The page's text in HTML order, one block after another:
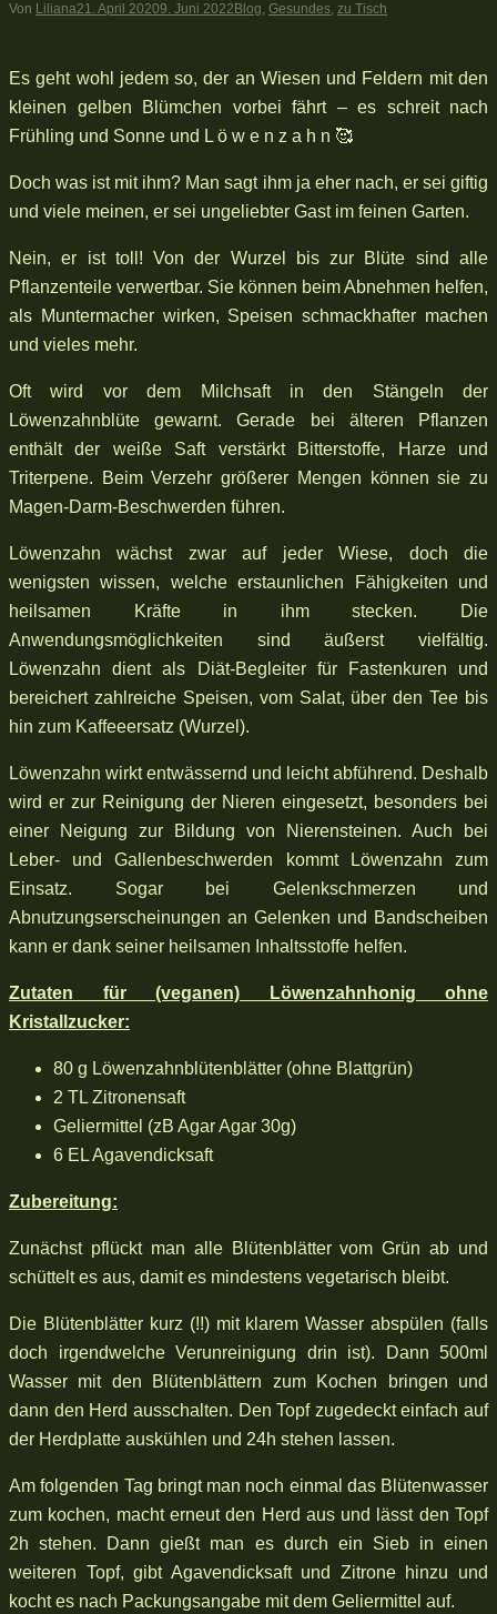
Von Liliana21. April 20209. Juni 2022 Blog, Gesundes, zu Tisch
Es geht wohl jedem so, der an Wiesen und Feldern mit den
kleinen gelben Blümchen vorbei fährt – es schreit nach
Frühling und Sonne und L ö w e n z a h n 🥰
Doch was ist mit ihm? Man sagt ihm ja eher nach, er sei giftig
und viele meinen, er sei ungeliebter Gast im feinen Garten.
Nein, er ist toll! Von der Wurzel bis zur Blüte sind alle
Pflanzenteile verwertbar. Sie können beim Abnehmen helfen,
als Muntermacher wirken, Speisen schmackhafter machen
und vieles mehr.
Oft wird vor dem Milchsaft in den Stängeln der
Löwenzahnblüte gewarnt. Gerade bei älteren Pflanzen
enthält der weiße Saft verstärkt Bitterstoffe, Harze und
Triterpene. Beim Verzehr größerer Mengen können sie zu
Magen-Darm-Beschwerden führen.
Löwenzahn wächst zwar auf jeder Wiese, doch die
wenigsten wissen, welche erstaunlichen Fähigkeiten und
heilsamen Kräfte in ihm stecken. Die
Anwendungsmöglichkeiten sind äußerst vielfältig.
Löwenzahn dient als Diät-Begleiter für Fastenkuren und
bereichert zahlreiche Speisen, vom Salat, über den Tee bis
hin zum Kaffeeersatz (Wurzel).
Löwenzahn wirkt entwässernd und leicht abführend. Deshalb
wird er zur Reinigung der Nieren eingesetzt, besonders bei
einer Neigung zur Bildung von Nierensteinen. Auch bei
Leber- und Gallenbeschwerden kommt Löwenzahn zum
Einsatz. Sogar bei Gelenkschmerzen und
Abnutzungserscheinungen an Gelenken und Bandscheiben
kann er dank seiner heilsamen Inhaltsstoffe helfen.
Zutaten für (veganen) Löwenzahnhonig ohne
Kristallzucker:
80 g Löwenzahnblütenblätter (ohne Blattgrün)
2 TL Zitronensaft
Geliermittel (zB Agar Agar 30g)
6 EL Agavendicksaft
Zubereitung:
Zunächst pflückt man alle Blütenblätter vom Grün ab und
schüttelt es aus, damit es mindestens vegetarisch bleibt.
Die Blütenblätter kurz (!!) mit klarem Wasser abspülen (falls
doch irgendwelche Verunreinigung drin ist). Dann 500ml
Wasser mit den Blütenblättern zum Kochen bringen und
dann den Herd ausschalten. Den Topf zugedeckt einfach auf
der Herdplatte auskühlen und 24h stehen lassen.
Am folgenden Tag bringt man noch einmal das Blütenwasser
zum kochen, macht erneut den Herd aus und lässt den Topf
2h stehen. Dann gießt man es durch ein Sieb in einen
weiteren Topf, gibt Agavendicksaft und Zitrone hinzu und
kocht es nach Packungsangabe mit dem Geliermittel auf.